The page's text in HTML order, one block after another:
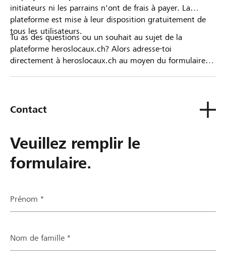
initiateurs ni les parrains n'ont de frais à payer. La
plateforme est mise à leur disposition gratuitement de
tous les utilisateurs.
Tu as des questions ou un souhait au sujet de la
plateforme heroslocaux.ch? Alors adresse-toi
directement à heroslocaux.ch au moyen du formulaire
Contact
Veuillez remplir le
formulaire.
Prénom *
Nom de famille *